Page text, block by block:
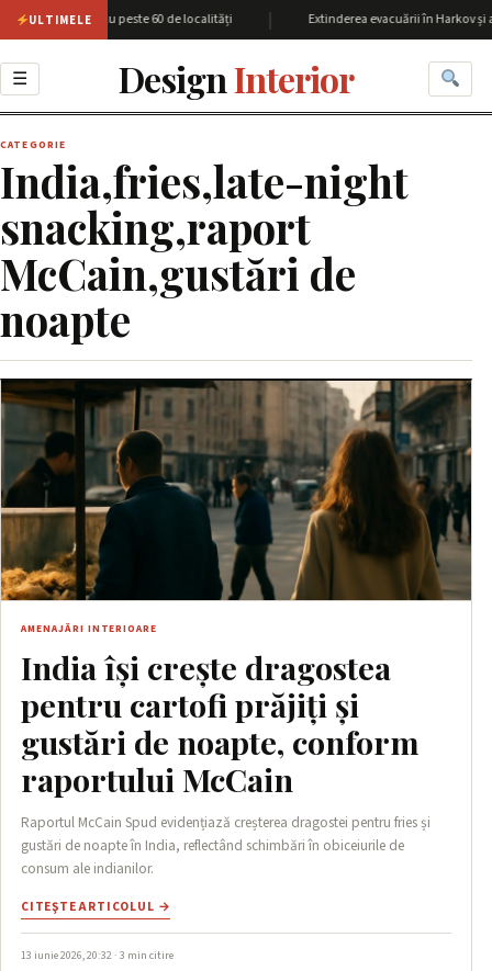
ULTIMELE
Harkov cu peste 60 de localități Extinderea evacuării în Harkov și
☰ DesignInterior
CATEGORIE
India,fries,late-night
snacking,raport
McCain,gustări de
noapte
AMENAJĂRI INTERIOARE
India își crește dragostea
pentru cartofi prăjiți și
gustări de noapte, conform
raportului McCain
Raportul McCain Spud evidențiază creșterea dragostei pentru fries și
gustări de noapte în India, reflectând schimbări în obiceiurile de
consum ale indianilor.
CITEŞTE ARTICOLUL →
13 iunie 2026, 20:32 · 3 min citire